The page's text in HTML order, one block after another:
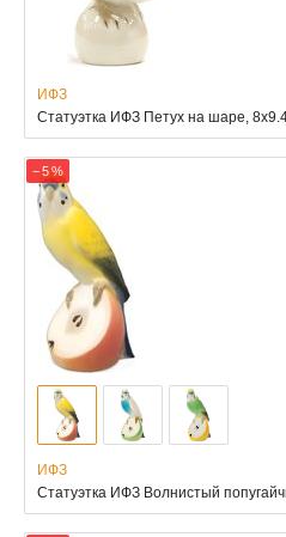
ИФЗ
Статуэтка ИФЗ Петух на шаре,
− 5 %
ИФЗ
Статуэтка ИФЗ Волнистый